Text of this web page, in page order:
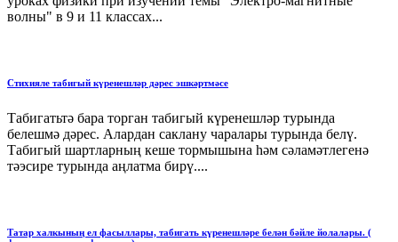
волны" в 9 и 11 классах...
Cтихияле табигый күренешләр дәрес эшкәртмәсе
Табигатьтә бара торган табигый күренешләр турында
белешмә дәрес. Алардан саклану чаралары турында белү.
Табигый шартларның кеше тормышына һәм сәламәтлегенә
тәэсире турында аңлатма бирү....
Татар халкының ел фасыллары, табигать күренешләре белән бәйле йолалары. (